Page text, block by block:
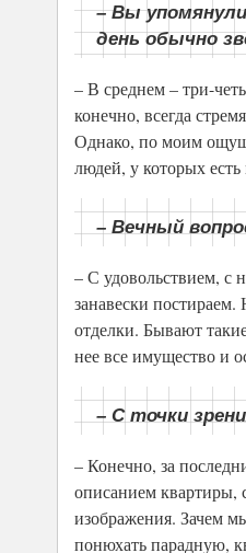
– Вы
день обычно
– В среднем – три-
конечно, всегда
Однако, по моим
людей, у которых
– Вечный
– С удовольствием, с
занавески постираем.
отделки. Бывают
нее все имущество и
– С точки
– Конечно, за
описанием квартиры,
изображения. Зачем
понюхать парадную,